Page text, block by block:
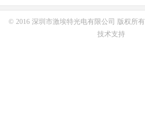
© 2016 深圳市激埃特光电有限公司 版权所有
技术支持